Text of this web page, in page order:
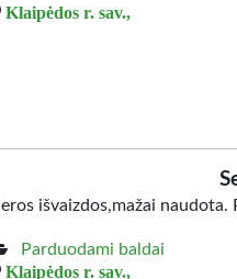
Klaipėdos r. sav.,
išvaizdos,mažai
Parduodami baldai
Klaipėdos r. sav.,